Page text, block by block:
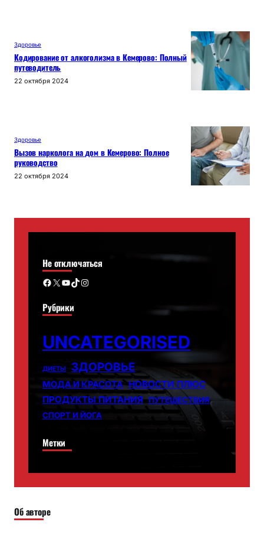
Здоровье
Кодирование от алкоголизма в Кемерово: Полный
путеводитель
22 октября 2024
Здоровье
Вызов нарколога на дом в Кемерово: Полное
руководство
22 октября 2024
Не отключаться
Facebook X YouTube TikTok Instagram
Рубрики
UNCATEGORISED
ДИЕТЫ ЗДОРОВЬЕ
МОДА И КРАСОТА НОВОСТИ ПЛЮС
ПРОДУКТЫ ПИТАНИЯ ПУТЕШЕСТВИЯ
СПОРТ И ЙОГА
Метки
Об авторе